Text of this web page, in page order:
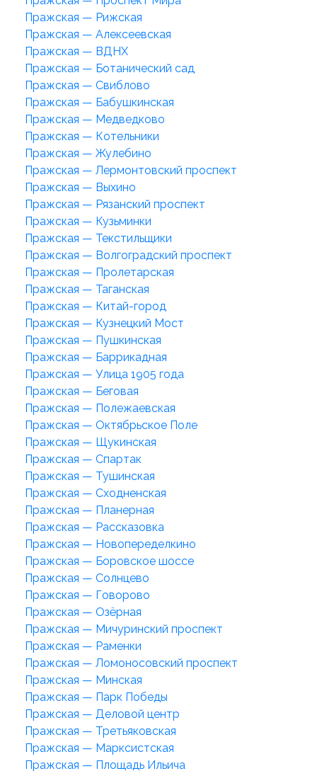
Пражская — Рижская
Пражская — Алексеевская
Пражская — ВДНХ
Пражская — Ботанический сад
Пражская — Свиблово
Пражская — Бабушкинская
Пражская — Медведково
Пражская — Котельники
Пражская — Жулебино
Пражская — Лермонтовский проспект
Пражская — Выхино
Пражская — Рязанский проспект
Пражская — Кузьминки
Пражская — Текстильщики
Пражская — Волгоградский проспект
Пражская — Пролетарская
Пражская — Таганская
Пражская — Китай-город
Пражская — Кузнецкий Мост
Пражская — Пушкинская
Пражская — Баррикадная
Пражская — Улица 1905 года
Пражская — Беговая
Пражская — Полежаевская
Пражская — Октябрьское Поле
Пражская — Щукинская
Пражская — Спартак
Пражская — Тушинская
Пражская — Сходненская
Пражская — Планерная
Пражская — Рассказовка
Пражская — Новопеределкино
Пражская — Боровское шоссе
Пражская — Солнцево
Пражская — Говорово
Пражская — Озёрная
Пражская — Мичуринский проспект
Пражская — Раменки
Пражская — Ломоносовский проспект
Пражская — Минская
Пражская — Парк Победы
Пражская — Деловой центр
Пражская — Третьяковская
Пражская — Марксистская
Пражская — Площадь Ильича